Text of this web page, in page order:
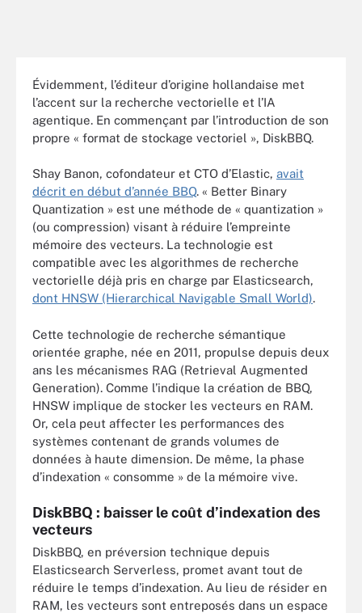
Évidemment, l’éditeur d’origine hollandaise met
l’accent sur la recherche vectorielle et l’IA
agentique. En commençant par l’introduction de son
propre « format de stockage vectoriel », DiskBBQ.
Shay Banon, cofondateur et CTO d’Elastic, avait
décrit en début d’année BBQ. « Better Binary
Quantization » est une méthode de « quantization »
(ou compression) visant à réduire l’empreinte
mémoire des vecteurs. La technologie est
compatible avec les algorithmes de recherche
vectorielle déjà pris en charge par Elasticsearch,
dont HNSW (Hierarchical Navigable Small World).
Cette technologie de recherche sémantique
orientée graphe, née en 2011, propulse depuis deux
ans les mécanismes RAG (Retrieval Augmented
Generation). Comme l’indique la création de BBQ,
HNSW implique de stocker les vecteurs en RAM.
Or, cela peut affecter les performances des
systèmes contenant de grands volumes de
données à haute dimension. De même, la phase
d’indexation « consomme » de la mémoire vive.
DiskBBQ : baisser le coût d’indexation des
vecteurs
DiskBBQ, en préversion technique depuis
Elasticsearch Serverless, promet avant tout de
réduire le temps d’indexation. Au lieu de résider en
RAM, les vecteurs sont entreposés dans un espace